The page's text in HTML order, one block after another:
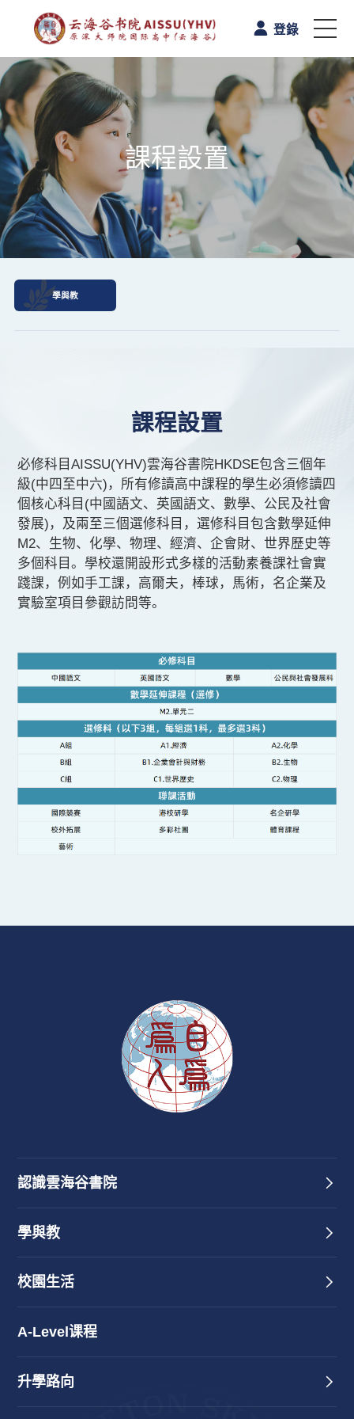
登錄
首頁
認識雲海谷書院
學與教
校園生活
EN
課程設置
學與教
課程設置
必修科目AISSU(YHV)雲海谷書院HKDSE包含三個年
級(中四至中六)，所有修讀高中課程的學生必須修讀四
個核心科目(中國語文、英國語文、數學、公民及社會
發展)，及兩至三個選修科目，選修科目包含數學延伸
M2、生物、化學、物理、經濟、企會財、世界歷史等
多個科目。學校還開設形式多樣的活動素養課社會實
踐課，例如手工課，高爾夫，棒球，馬術，名企業及
實驗室項目參觀訪問等。
認識雲海谷書院
學與教
校園生活
A-Level课程
升學路向